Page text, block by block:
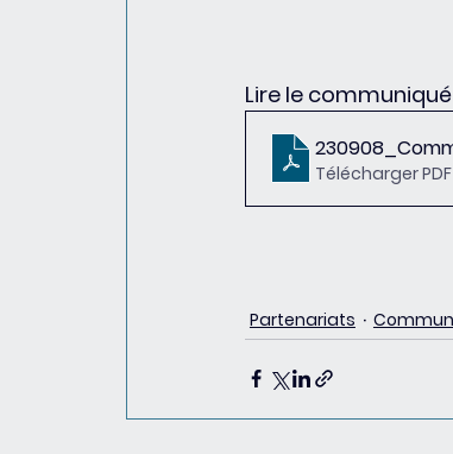
Lire le
Télécharger PDF
Partenariats